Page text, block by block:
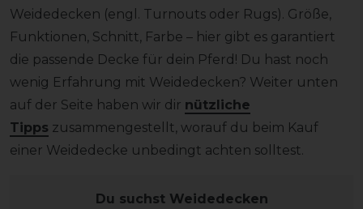
Weidedecken (engl. Turnouts oder Rugs). Größe,
Funktionen, Schnitt, Farbe – hier gibt es garantiert
die passende Decke für dein Pferd! Du hast noch
wenig Erfahrung mit Weidedecken? Weiter unten
auf der Seite haben wir dir nützliche
Tipps zusammengestellt, worauf du beim Kauf
einer Weidedecke unbedingt achten solltest.
Du suchst Weidedecken